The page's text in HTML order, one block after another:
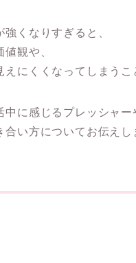
くなりすぎると、
観や、
えにくくなってしまうこ
中に感じるプレッシャー
い方についてお伝えし